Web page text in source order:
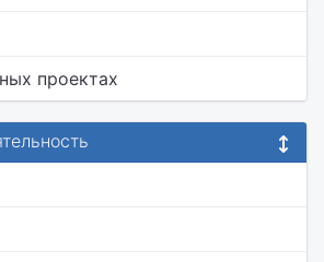
проектах